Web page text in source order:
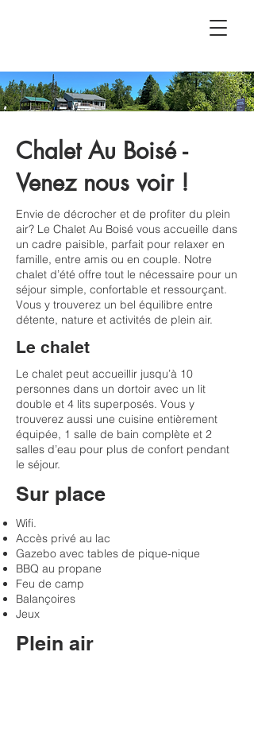
Chalet Au Boisé -
Venez nous voir !
Envie de décrocher et de profiter du plein
air? Le Chalet Au Boisé vous accueille dans
un cadre paisible, parfait pour relaxer en
famille, entre amis ou en couple. Notre
chalet d’été offre tout le nécessaire pour un
séjour simple, confortable et ressourçant.
Vous y trouverez un bel équilibre entre
détente, nature et activités de plein air.
Le chalet
Le chalet peut accueillir jusqu’à 10
personnes dans un dortoir avec un lit
double et 4 lits superposés. Vous y
trouverez aussi une cuisine entièrement
équipée, 1 salle de bain complète et 2
salles d’eau pour plus de confort pendant
le séjour.
Sur place
Wifi.
Accès privé au lac
Gazebo avec tables de pique-nique
BBQ au propane
Feu de camp
Balançoires
Jeux
Plein air